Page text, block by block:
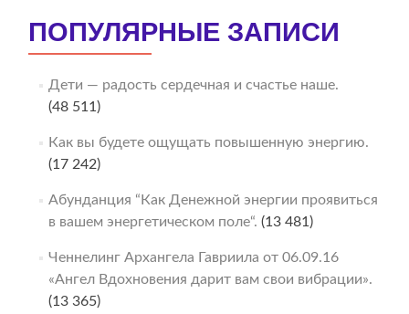
ПОПУЛЯРНЫЕ ЗАПИСИ
Дети — радость сердечная и счастье наше.
(48 511)
Как вы будете ощущать повышенную энергию.
(17 242)
Абунданция “Как Денежной энергии проявиться
в вашем энергетическом поле“. (13 481)
Ченнелинг Архангела Гавриила от 06.09.16
«Ангел Вдохновения дарит вам свои вибрации».
(13 365)